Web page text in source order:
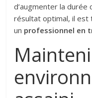
d’augmenter la durée
résultat optimal, il est
un professionnel en